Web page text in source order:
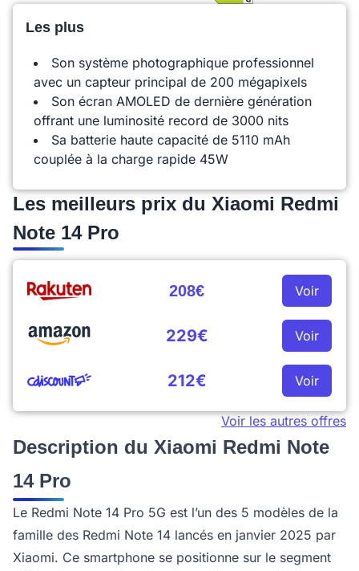
Les plus
Son système photographique professionnel
avec un capteur principal de 200 mégapixels
Son écran AMOLED de dernière génération
offrant une luminosité record de 3000 nits
Sa batterie haute capacité de 5110 mAh
couplée à la charge rapide 45W
Les meilleurs prix du Xiaomi Redmi
Note 14 Pro
208€ Voir
229€ Voir
212€ Voir
Voir les autres offres
Description du Xiaomi Redmi Note
14 Pro
Le Redmi Note 14 Pro 5G est l’un des 5 modèles de la
famille des Redmi Note 14 lancés en janvier 2025 par
Xiaomi. Ce smartphone se positionne sur le segment